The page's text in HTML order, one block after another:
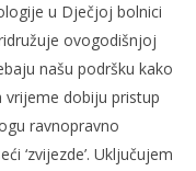
u Dječjoj bolnici
ovogodišnjoj
našu podršku kako
vrijeme dobiju pristup
ravnopravno
‘zvijezde’. Uključujem